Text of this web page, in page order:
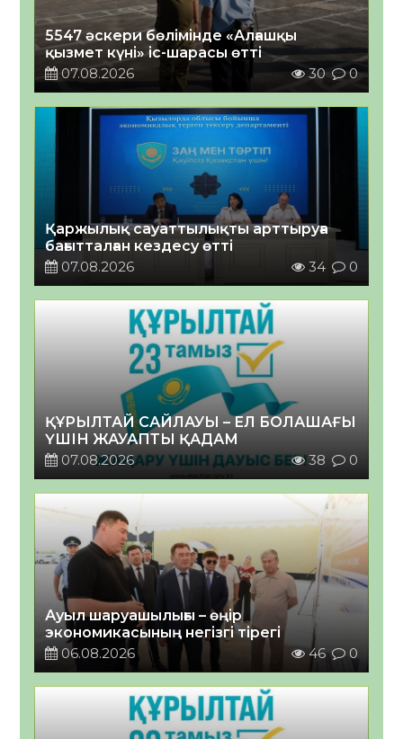
5547 әскери бөлімінде «Алғашқы
қызмет күні» іс-шарасы өтті
07.08.2026
30 0
Қаржылық сауаттылықты арттыруға
бағытталған кездесу өтті
07.08.2026
34 0
ҚҰРЫЛТАЙ САЙЛАУЫ – ЕЛ БОЛАШАҒЫ
ҮШІН ЖАУАПТЫ ҚАДАМ
07.08.2026
38 0
Ауыл шаруашылығы – өңір
экономикасының негізгі тірегі
06.08.2026
46 0